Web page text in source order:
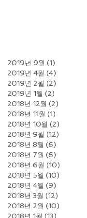
2019년 9월 (1)
2019년 4월 (4)
2019년 2월 (2)
2019년 1월 (2)
2018년 12월 (2)
2018년 11월 (1)
2018년 10월 (2)
2018년 9월 (12)
2018년 8월 (6)
2018년 7월 (6)
2018년 6월 (10)
2018년 5월 (10)
2018년 4월 (9)
2018년 3월 (12)
2018년 2월 (10)
2018년 1월 (13)